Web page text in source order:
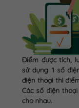
Điểm được tích,
sử dụng 1 số
điện thoại thì
Các số điện
cho nhau.